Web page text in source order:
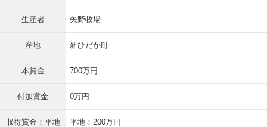
生産者 矢野牧場
産地 新ひだか町
本賞金 700万円
付加賞金 0万円
収得賞金：平地 平地：200万円